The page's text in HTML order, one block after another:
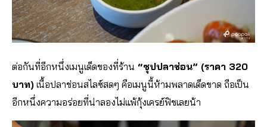
ต่อกันที่อีกหนึ่งเมนูเด็ดของที่ร้าน “ซุปปลาช่อน” (ราคา 320
บาท) เนื้อปลาช่อนสไลซ์สดๆ คือเมนูนี้ห้ามพลาดเด็ดขาด ถือเป็น
อีกหนึ่งความอร่อยที่น่าลองไม่แพ้กุ้งเครย์ฟิชเลยน้า